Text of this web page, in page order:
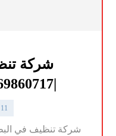
شركة
|0569860717| منازل وفلل
11 ديسمبر، 2024